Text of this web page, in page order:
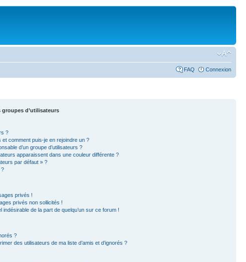
FAQ Connexion
d’utilisateurs
?
et comment puis-je en rejoindre un ?
d’un groupe d’utilisateurs ?
apparaissent dans une couleur différente ?
par défaut » ?
?
privés !
privés non sollicités !
indésirable de la part de quelqu’un sur ce forum !
?
des utilisateurs de ma liste d’amis et d’ignorés ?